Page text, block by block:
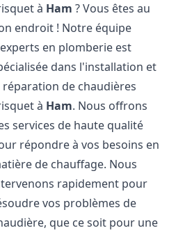
à Ham ? Vous êtes au
endroit ! Notre équipe
en plomberie est
dans l'installation et
réparation de chaudières
à Ham. Nous offrons
services de haute qualité
répondre à vos besoins en
de chauffage. Nous
rapidement pour
vos problèmes de
que ce soit pour une